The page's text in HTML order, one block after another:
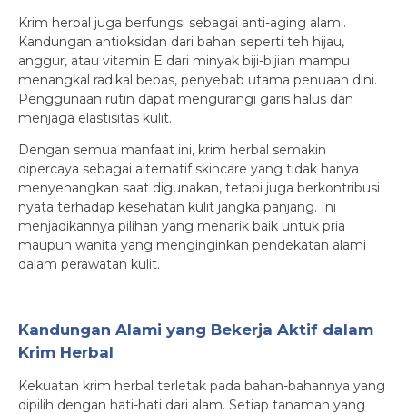
Krim herbal juga berfungsi sebagai anti-aging alami.
Kandungan antioksidan dari bahan seperti teh hijau,
anggur, atau vitamin E dari minyak biji-bijian mampu
menangkal radikal bebas, penyebab utama penuaan dini.
Penggunaan rutin dapat mengurangi garis halus dan
menjaga elastisitas kulit.
Dengan semua manfaat ini, krim herbal semakin
dipercaya sebagai alternatif skincare yang tidak hanya
menyenangkan saat digunakan, tetapi juga berkontribusi
nyata terhadap kesehatan kulit jangka panjang. Ini
menjadikannya pilihan yang menarik baik untuk pria
maupun wanita yang menginginkan pendekatan alami
dalam perawatan kulit.
Kandungan Alami yang Bekerja Aktif dalam
Krim Herbal
Kekuatan krim herbal terletak pada bahan-bahannya yang
dipilih dengan hati-hati dari alam. Setiap tanaman yang